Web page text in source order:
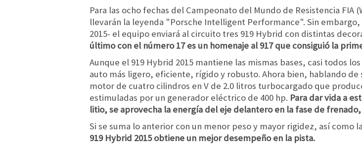
Para las ocho fechas del Campeonato del Mundo de Resistencia FIA
llevarán la leyenda "Porsche Intelligent Performance". Sin embargo,
2015- el equipo enviará al circuito tres 919 Hybrid con distintas
último con el número 17 es un homenaje al 917 que consiguió la
Aunque el 919 Hybrid 2015 mantiene las mismas bases, casi todos
auto más ligero, eficiente, rígido y robusto. Ahora bien, hablando
motor de cuatro cilindros en V de 2.0 litros turbocargado que
estimuladas por un generador eléctrico de 400 hp. Para dar vida a
litio, se aprovecha la energía del eje delantero en la fase de
Si se suma lo anterior con un menor peso y mayor rigidez, así como
919 Hybrid 2015 obtiene un mejor desempeño en la pista.